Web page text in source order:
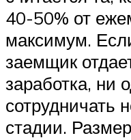
40-50% от
максимум.
заемщик
заработка, ни
сотрудничать
стадии.